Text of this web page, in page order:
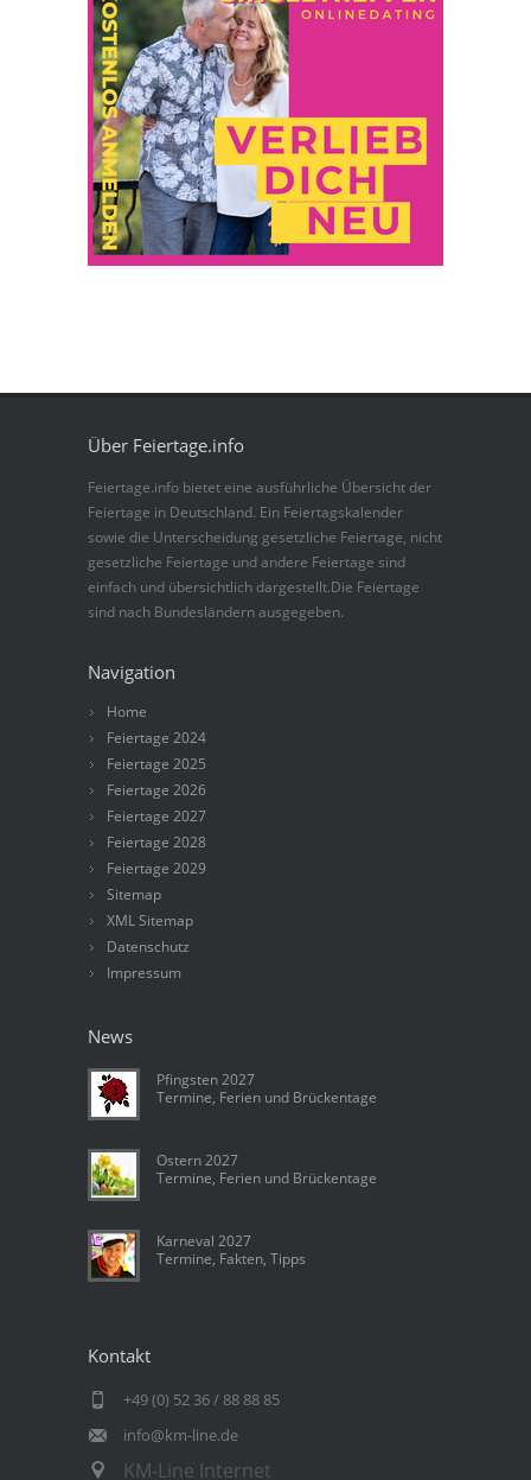
Über Feiertage.info
Feiertage.info bietet eine ausführliche Übersicht der
Feiertage in Deutschland. Ein Feiertagskalender
sowie die Unterscheidung gesetzliche Feiertage, nicht
gesetzliche Feiertage und andere Feiertage sind
einfach und übersichtlich dargestellt.Die Feiertage
sind nach Bundesländern ausgegeben.
Navigation
Home
Feiertage 2024
Feiertage 2025
Feiertage 2026
Feiertage 2027
Feiertage 2028
Feiertage 2029
Sitemap
XML Sitemap
Datenschutz
Impressum
News
Pfingsten 2027
Termine, Ferien und Brückentage
Ostern 2027
Termine, Ferien und Brückentage
Karneval 2027
Termine, Fakten, Tipps
Kontakt
+49 (0) 52 36 / 88 88 85
info@km-line.de
KM-Line Internet